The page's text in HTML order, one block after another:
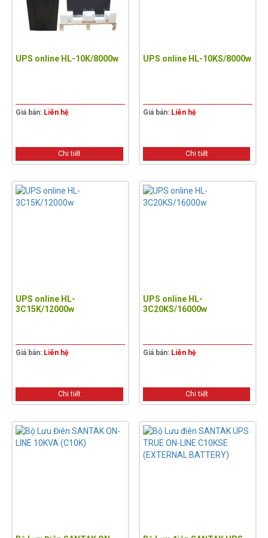
UPS online HL-10K/8000w
Giá bán: Liên hệ
Chi tiết
UPS online HL-10KS/8000w
Giá bán: Liên hệ
Chi tiết
UPS online HL-
3C15K/12000w
Giá bán: Liên hệ
Chi tiết
UPS online HL-
3C20KS/16000w
Giá bán: Liên hệ
Chi tiết